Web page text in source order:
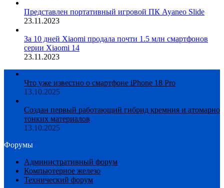
Представлен портативный игровой ПК Ayaneo Slide
23.11.2023
За 10 дней Xiaomi продала почти 1.5 млн смартфонов
серии Xiaomi 14
23.11.2023
Что уже известно о смартфоне iPhone 18 Pro
13.10.2025
Создан первый работающий гибрид кремния и атомарно
тонких материалов
13.10.2025
Форумы
Административный форум
Компьютерное железо
Технический форум